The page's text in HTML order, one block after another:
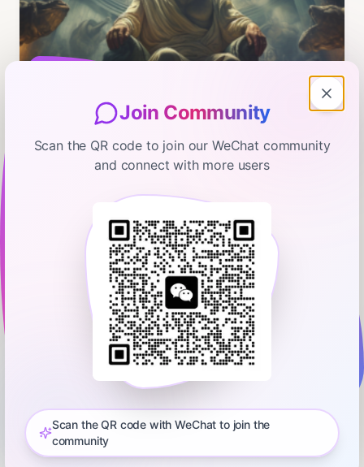
E145 听说牛市来了，股市如何入门？|
August 31, 2025 01:52:52 wong永庆
🕰️ 本期播客三位嘉宾深入探讨了投资策略、公司研究、估值技巧
而非依赖直觉或情绪，建议关注高质量公司的长期投资机会。录
制时间：2025年8月2日🎺本期交流的听友张凉粉：万境随心播客
主播，前金融机构从业者，实战派播客热心听友陆佳松：前医疗
Show more
Join Community
Scan the QR code to join our WeChat community
and connect with more users
Scan the QR code with WeChat to join the
community